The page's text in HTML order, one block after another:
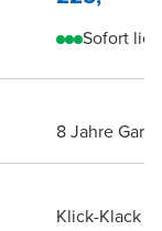
Sofort
8 Jahre
Klick-Klack